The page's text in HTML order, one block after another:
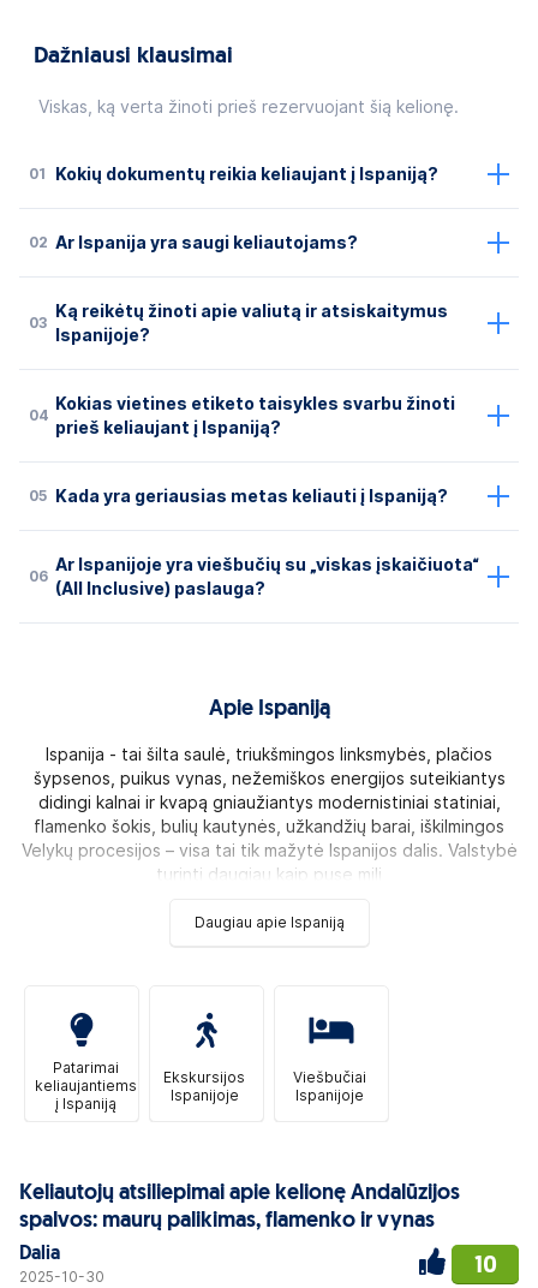
Dažniausi klausimai
Viskas, ką verta žinoti prieš rezervuojant šią kelionę.
01 Kokių dokumentų reikia keliaujant į Ispaniją?
02 Ar Ispanija yra saugi keliautojams?
03
Ką reikėtų žinoti apie valiutą ir atsiskaitymus
Ispanijoje?
04
Kokias vietines etiketo taisykles svarbu žinoti
prieš keliaujant į Ispaniją?
05 Kada yra geriausias metas keliauti į Ispaniją?
06
Ar Ispanijoje yra viešbučių su „viskas įskaičiuota“
(All Inclusive) paslauga?
Apie Ispaniją
Ispanija - tai šilta saulė, triukšmingos linksmybės, plačios
šypsenos, puikus vynas, nežemiškos energijos suteikiantys
didingi kalnai ir kvapą gniaužiantys modernistiniai statiniai,
flamenko šokis, bulių kautynės, užkandžių barai, iškilmingos
Velykų procesijos – visa tai tik mažytė Ispanijos dalis. Valstybė
turinti daugiau kaip pusę mili
Daugiau apie Ispaniją
Patarimai
keliaujantiems
į Ispaniją
Ekskursijos
Ispanijoje
Viešbučiai
Ispanijoje
Keliautojų atsiliepimai apie kelionę Andalūzijos
spalvos: maurų palikimas, flamenko ir vynas
Dalia
2025-10-30 10